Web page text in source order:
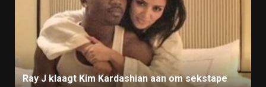
Ray J klaagt Kim Kardashian aan om sekstape